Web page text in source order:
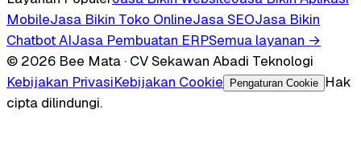
MobileJasa Bikin Toko OnlineJasa SEOJasa Bikin
Chatbot AIJasa Pembuatan ERPSemua layanan →
© 2026 Bee Mata · CV Sekawan Abadi Teknologi
Kebijakan PrivasiKebijakan Cookie Pengaturan Cookie
Hak
cipta dilindungi.